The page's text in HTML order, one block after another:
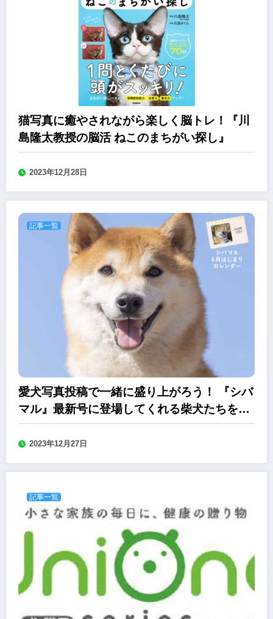
猫写真に癒やされながら楽しく脳トレ！『川
島隆太教授の脳活 ねこのまちがい探し』
2023年12月28日
記事一覧
愛犬写真投稿で一緒に盛り上がろう！ 『シバ
マル』最新号に登場してくれる柴犬たちを募
集中
2023年12月27日
記事一覧